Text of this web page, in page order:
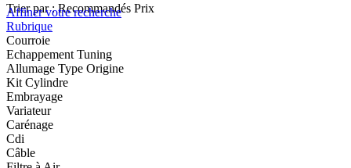
Trier par : Recommandés Prix
Affiner votre recherche
Rubrique
Courroie
Echappement Tuning
Allumage Type Origine
Kit Cylindre
Embrayage
Variateur
Carénage
Cdi
Câble